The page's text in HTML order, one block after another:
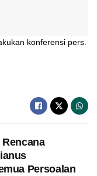
konferensi pers.
Persoalan